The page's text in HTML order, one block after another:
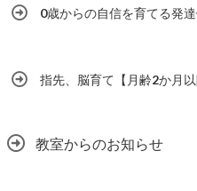
0歳からの自信を育てる発
指先、脳育て【月齢2か月以
教室からのお知らせ